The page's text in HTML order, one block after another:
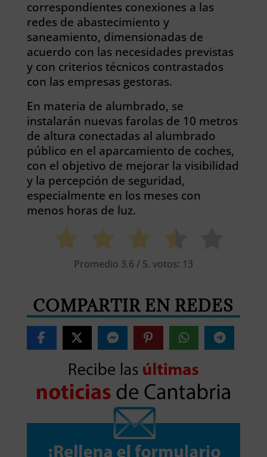
correspondientes conexiones a las
redes de abastecimiento y
saneamiento, dimensionadas de
acuerdo con las necesidades previstas
y con criterios técnicos contrastados
con las empresas gestoras.
En materia de alumbrado, se
instalarán nuevas farolas de 10 metros
de altura conectadas al alumbrado
público en el aparcamiento de coches,
con el objetivo de mejorar la visibilidad
y la percepción de seguridad,
especialmente en los meses con
menos horas de luz.
Promedio 3.6 / 5. votos: 13
COMPARTIR EN REDES